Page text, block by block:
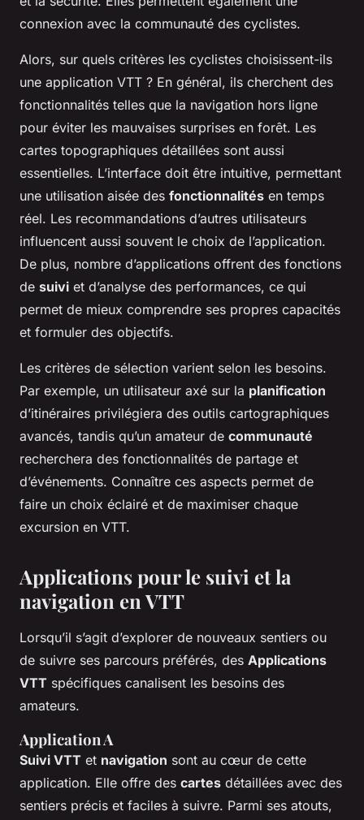
connexion avec la communauté des cyclistes.
Alors, sur quels critères les cyclistes choisissent-ils
une application VTT ? En général, ils cherchent des
fonctionnalités telles que la navigation hors ligne
pour éviter les mauvaises surprises en forêt. Les
cartes topographiques détaillées sont aussi
essentielles. L’interface doit être intuitive, permettant
une utilisation aisée des fonctionnalités en temps
réel. Les recommandations d’autres utilisateurs
influencent aussi souvent le choix de l’application.
De plus, nombre d’applications offrent des fonctions
de suivi et d’analyse des performances, ce qui
permet de mieux comprendre ses propres capacités
et formuler des objectifs.
Les critères de sélection varient selon les besoins.
Par exemple, un utilisateur axé sur la planification
d’itinéraires privilégiera des outils cartographiques
avancés, tandis qu’un amateur de communauté
recherchera des fonctionnalités de partage et
d’événements. Connaître ces aspects permet de
faire un choix éclairé et de maximiser chaque
excursion en VTT.
Applications pour le suivi et la
navigation en VTT
Lorsqu’il s’agit d’explorer de nouveaux sentiers ou
de suivre ses parcours préférés, des Applications
VTT spécifiques canalisent les besoins des
amateurs.
Application A
Suivi VTT et navigation sont au cœur de cette
application. Elle offre des cartes détaillées avec des
sentiers précis et faciles à suivre. Parmi ses atouts,